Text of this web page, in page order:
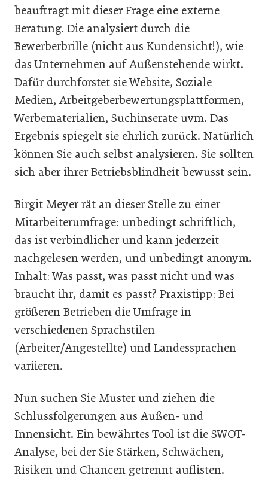
beauftragt mit dieser Frage eine externe
Beratung. Die analysiert durch die
Bewerberbrille (nicht aus Kundensicht!), wie
das Unternehmen auf Außenstehende wirkt.
Dafür durchforstet sie Website, Soziale
Medien, Arbeitgeberbewertungsplattformen,
Werbematerialien, Suchinserate uvm. Das
Ergebnis spiegelt sie ehrlich zurück. Natürlich
können Sie auch selbst analysieren. Sie sollten
sich aber ihrer Betriebsblindheit bewusst sein.
Birgit Meyer rät an dieser Stelle zu einer
Mitarbeiterumfrage: unbedingt schriftlich,
das ist verbindlicher und kann jederzeit
nachgelesen werden, und unbedingt anonym.
Inhalt: Was passt, was passt nicht und was
braucht ihr, damit es passt? Praxistipp: Bei
größeren Betrieben die Umfrage in
verschiedenen Sprachstilen
(Arbeiter/Angestellte) und Landessprachen
variieren.
Nun suchen Sie Muster und ziehen die
Schlussfolgerungen aus Außen- und
Innensicht. Ein bewährtes Tool ist die SWOT-
Analyse, bei der Sie Stärken, Schwächen,
Risiken und Chancen getrennt auflisten.